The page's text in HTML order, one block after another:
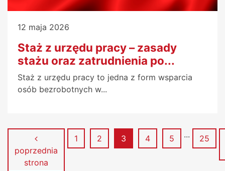
12 maja 2026
Staż z urzędu pracy – zasady
stażu oraz zatrudnienia po...
Staż z urzędu pracy to jedna z form wsparcia
osób bezrobotnych w...
poprzednia
strona
Strona
1 Strona
2 Strona
3 Strona
4 Strona
5 ... Strona
25